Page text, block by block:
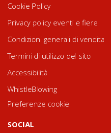
Cookie Policy
Privacy policy eventi e fiere
Condizioni generali di vendita
Termini di utilizzo del sito
Accessibilità
WhistleBlowing
Preferenze cookie
SOCIAL